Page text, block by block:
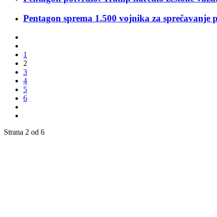
Pentagon sprema 1.500 vojnika za sprečavanje
1
2
3
4
5
6
Strana 2 od 6